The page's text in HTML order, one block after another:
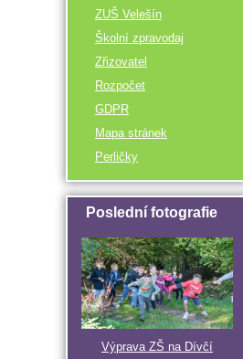
ZUŠ Velešín
Školní zpravodaj
Zřizovatel
Rozpočet
GDPR
Mapa stránek
Perličky
Poslední fotografie
Výprava ZŠ na Dívčí